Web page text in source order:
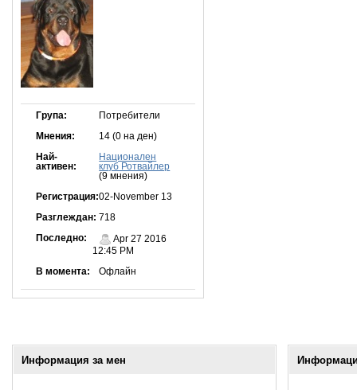
Група: Потребители
Мнения: 14 (0 на ден)
Най-
активен:
Национален
клуб Ротвайлер
(9 мнения)
Регистрация:02-November 13
Разглеждан: 718
Последно:
Apr 27 2016
12:45 PM
В момента: Офлайн
Информация за мен